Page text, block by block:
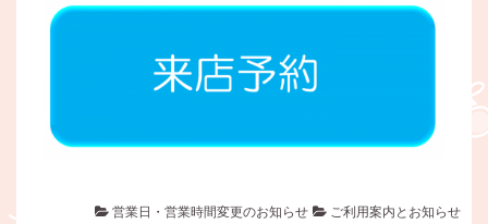
営業日・営業時間変更のお知らせ ご利用案内とお知らせ